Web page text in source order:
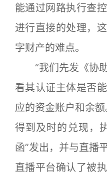
能通过网路执行查
进行直接的处理，
字财产的难点。
“我们先发《协助
看其认证主体是否
应的资金账户和余
得到及时的兑现，
函”发出，并与直播
直播平台确认了被